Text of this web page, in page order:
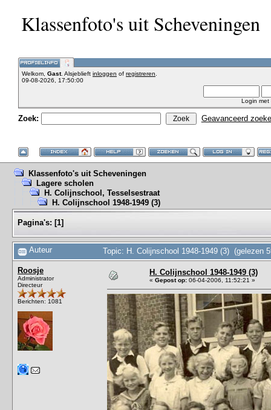
Klassenfoto's uit Scheveningen
Welkom, Gast. Alsjeblieft inloggen of registreren
09-08-2026, 17:50:00
Login met
Zoek: Geavanceerd
Klassenfoto's uit Scheveningen
Lagere scholen
H. Colijnschool, Tesselsestraat
H. Colijnschool 1948-1949 (3)
Pagina's: [1]
Auteur Topic: H. Colijnschool 1948-1949 (3) (gelezen
Roosje
Administrator
Directeur
Berichten: 1081
H. Colijnschool 1948-1949 (3)
« Gepost op: 06-04-2006, 11:52:21 »